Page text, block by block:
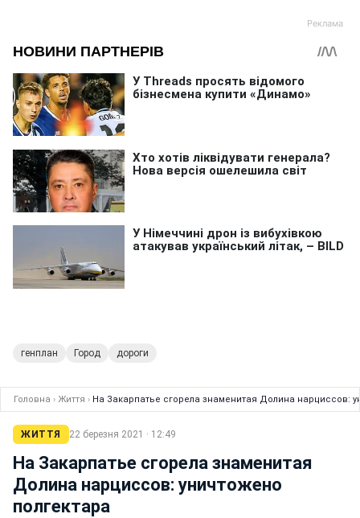
генплан Город дороги
Головна › Життя › На Закарпатье сгорела знаменитая Долина нарциссов:
ЖИТТЯ 22 березня 2021 · 12:49
На Закарпатье сгорела знаменитая
Долина нарциссов: уничтожено
полгектара